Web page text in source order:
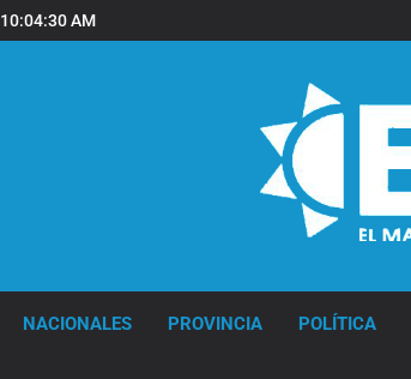
10:04:31 AM
NACIONALES PROVINCIA POLÍTICA